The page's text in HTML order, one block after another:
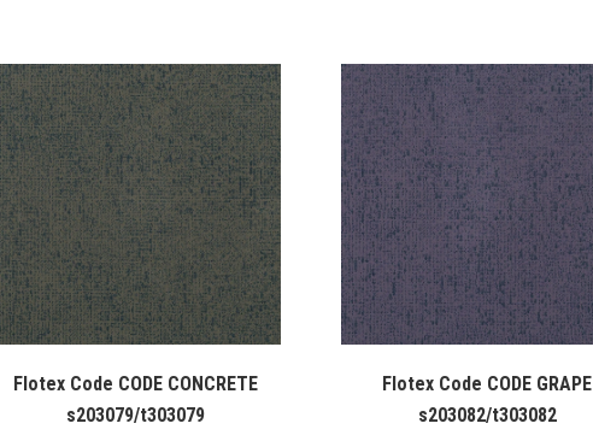
Flotex Code CODE CONCRETE
s203079/t303079
Flotex Code CODE GRAPE
s203082/t303082